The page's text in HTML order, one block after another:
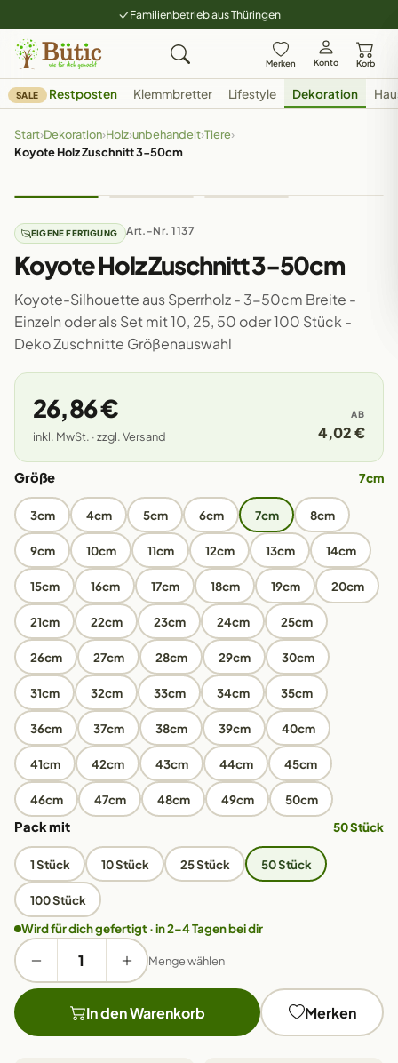
Familienbetrieb aus Thüringen
Merken Konto Korb
SALE Restposten Klemmbretter Lifestyle Dekoration
Start›Dekoration›Holz›unbehandelt›Tiere›
Koyote Holz Zuschnitt 3-50cm
EIGENE FERTIGUNG Art.-Nr. 1137
Koyote Holz Zuschnitt 3-50cm
Koyote-Silhouette aus Sperrholz - 3-50cm Breite -
Einzeln oder als Set mit 10, 25, 50 oder 100 Stück -
Deko Zuschnitte Größenauswahl
26,86 €
inkl. MwSt. · zzgl. Versand
AB
4,02 €
Größe 7cm
3cm 4cm 5cm 6cm 7cm 8cm
9cm 10cm 11cm 12cm 13cm 14cm
15cm 16cm 17cm 18cm 19cm 20cm
21cm 22cm 23cm 24cm 25cm
26cm 27cm 28cm 29cm 30cm
31cm 32cm 33cm 34cm 35cm
36cm 37cm 38cm 39cm 40cm
41cm 42cm 43cm 44cm 45cm
46cm 47cm 48cm 49cm 50cm
Pack mit 50 Stück
1 Stück 10 Stück 25 Stück 50 Stück
100 Stück
Wird für dich gefertigt · in 2–4 Tagen bei dir
Menge wählen
In den Warenkorb Merken